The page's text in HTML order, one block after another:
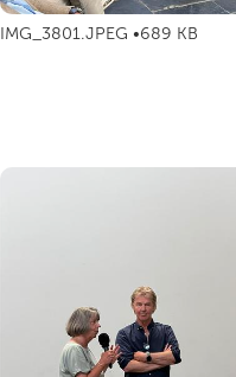
IMG_3801.JPEG 689 KB